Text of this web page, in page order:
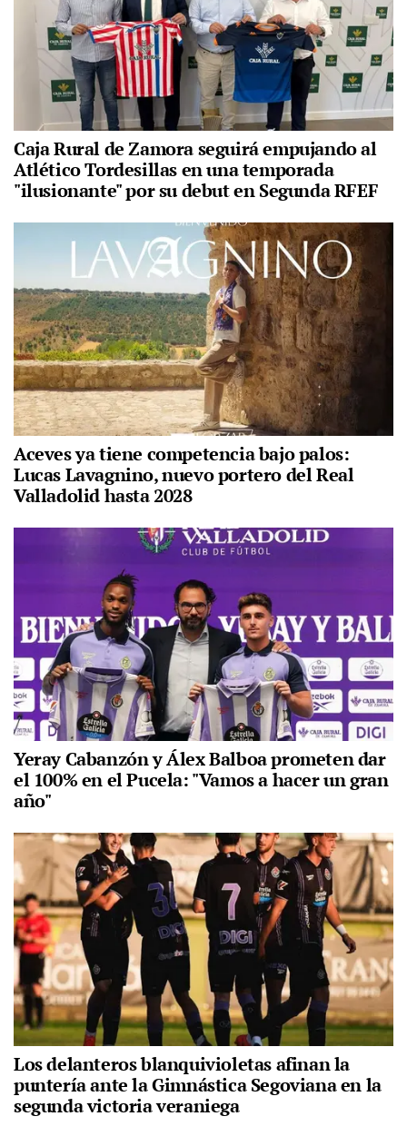
Caja Rural de Zamora seguirá empujando al
Atlético Tordesillas en una temporada
"ilusionante" por su debut en Segunda RFEF
Aceves ya tiene competencia bajo palos:
Lucas Lavagnino, nuevo portero del Real
Valladolid hasta 2028
Yeray Cabanzón y Álex Balboa prometen dar
el 100% en el Pucela: "Vamos a hacer un gran
año"
Los delanteros blanquivioletas afinan la
puntería ante la Gimnástica Segoviana en la
segunda victoria veraniega